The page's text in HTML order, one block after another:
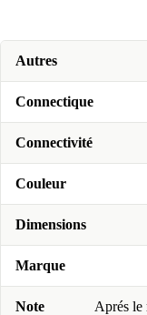
Autres
Connectique
Connectivité
Couleur
Dimensions
Marque
Note
Aprés le